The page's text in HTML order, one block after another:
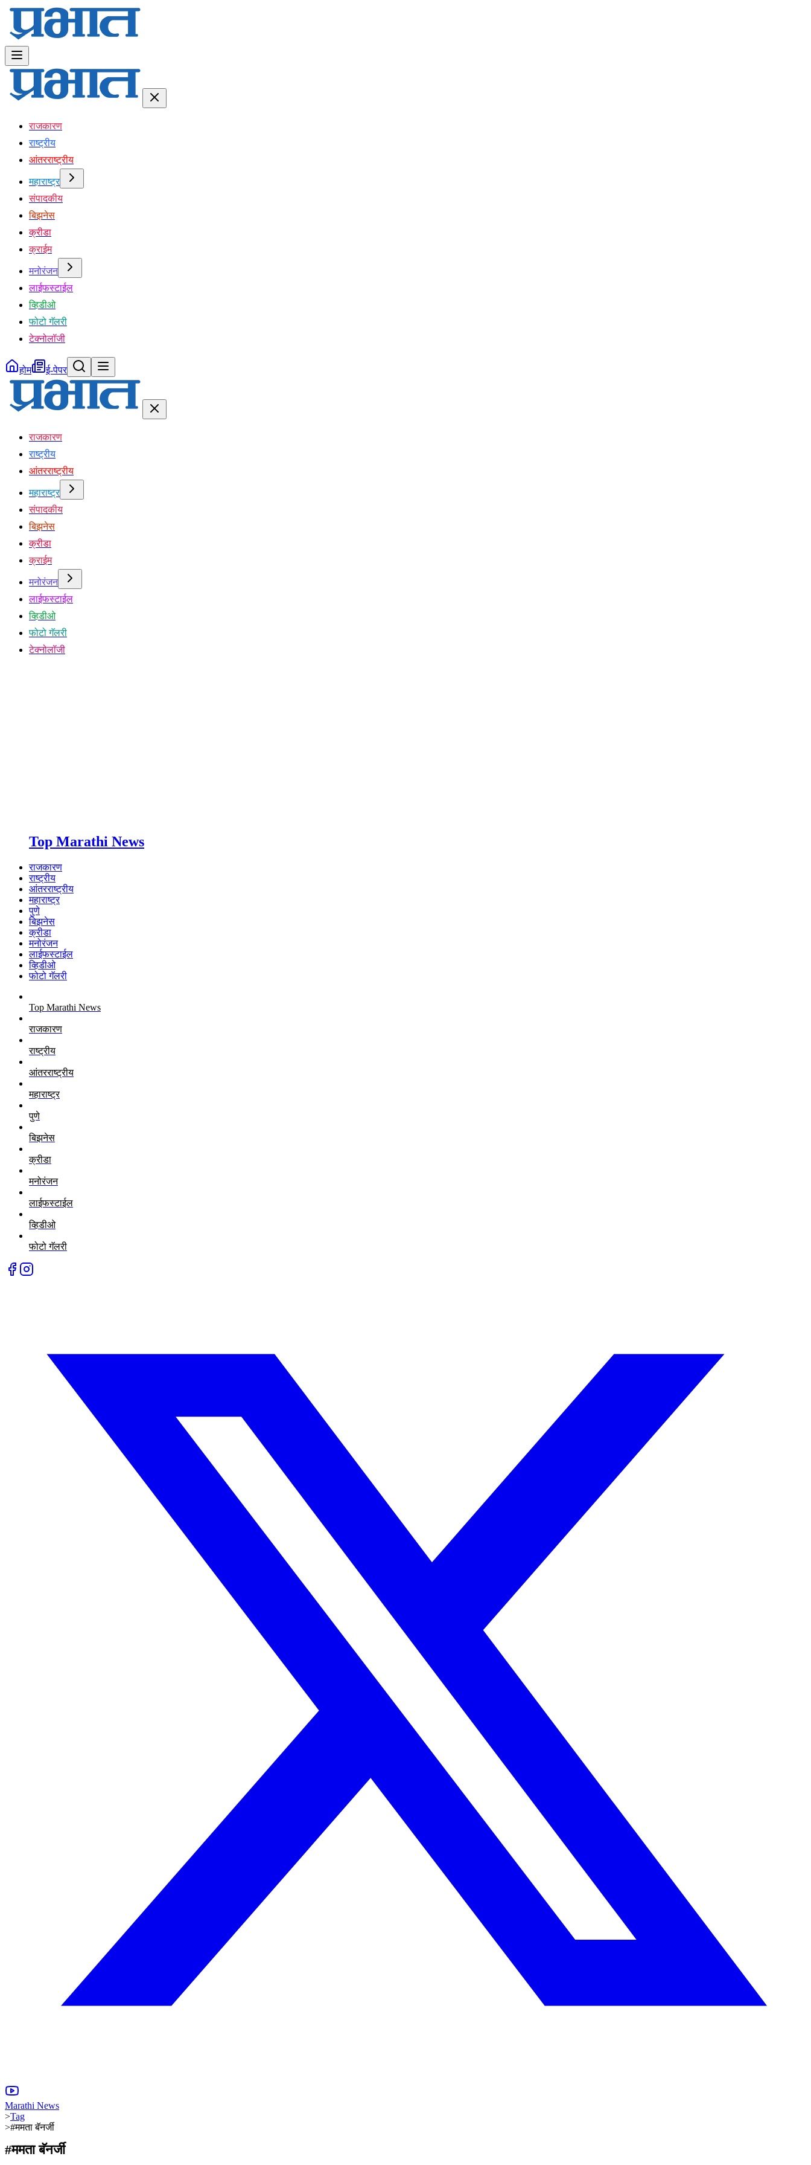
राजकारण
राष्ट्रीय
आंतरराष्ट्रीय
महाराष्ट्र
संपादकीय
बिझनेस
क्रीडा
क्राईम
मनोरंजन
लाईफस्टाईल
व्हिडीओ
फोटो गॅलरी
टेक्नोलॉजी
होम ई-पेपर
राजकारण
राष्ट्रीय
आंतरराष्ट्रीय
महाराष्ट्र
संपादकीय
बिझनेस
क्रीडा
क्राईम
मनोरंजन
लाईफस्टाईल
व्हिडीओ
फोटो गॅलरी
टेक्नोलॉजी
Top Marathi News
राजकारण
राष्ट्रीय
आंतरराष्ट्रीय
महाराष्ट्र
पुणे
बिझनेस
क्रीडा
मनोरंजन
लाईफस्टाईल
व्हिडीओ
फोटो गॅलरी
Top Marathi News
राजकारण
राष्ट्रीय
आंतरराष्ट्रीय
महाराष्ट्र
पुणे
बिझनेस
क्रीडा
मनोरंजन
लाईफस्टाईल
व्हिडीओ
फोटो गॅलरी
Marathi News
>Tag
>#ममता बॅनर्जी
#ममता बॅनर्जी